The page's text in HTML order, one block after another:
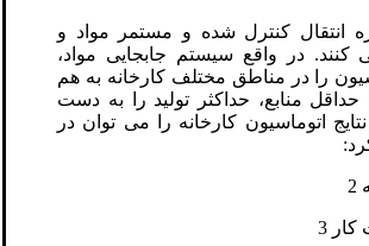
انتقال کنترل شده و مستمر مواد و
کنند. در واقع سیستم جابجایی مواد،
را در مناطق مختلف کارخانه به هم
منابع، حداکثر تولید را به دست
اتوماسیون کارخانه را می توان در
3